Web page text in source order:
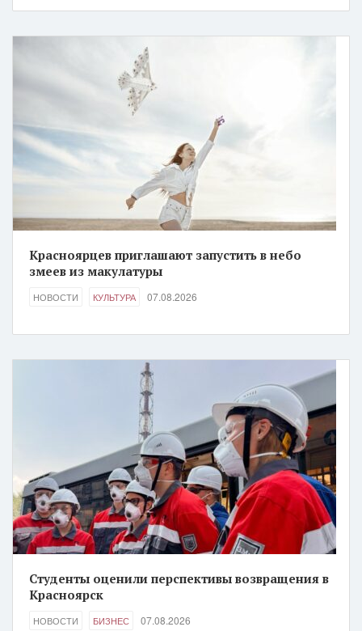
Красноярцев приглашают запустить в небо
змеев из макулатуры
НОВОСТИ КУЛЬТУРА 07.08.2026
Студенты оценили перспективы возвращения в
Красноярск
НОВОСТИ БИЗНЕС 07.08.2026